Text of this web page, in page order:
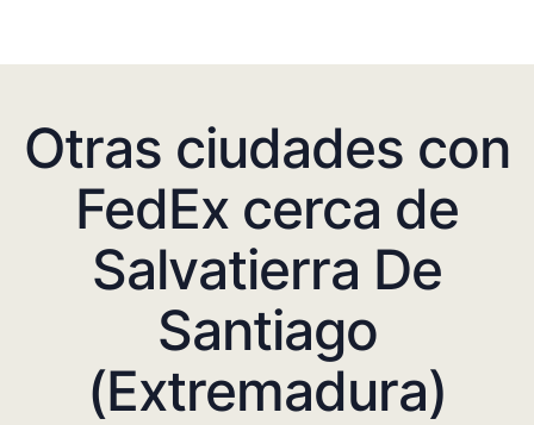
Otras ciudades con
FedEx cerca de
Salvatierra De
Santiago
(Extremadura)